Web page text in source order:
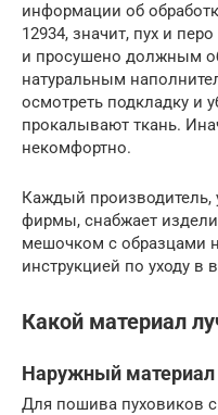
информации об
12934, значит, пух и
и просушено должным
натуральным
осмотреть подкладку и
прокалывают ткань.
некомфортно.
Каждый
фирмы, снабжает
мешочком с образцами
инструкцией по уходу в
Какой материал
Наружный материал
Для пошива пуховиков